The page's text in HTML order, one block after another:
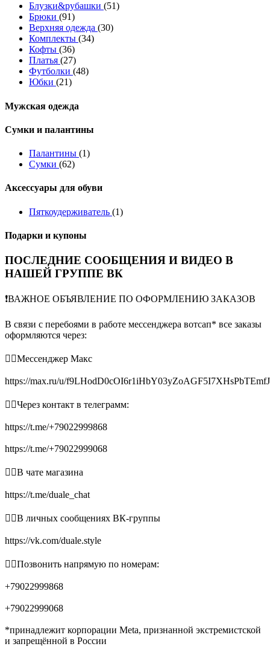
Блузки&рубашки (51)
Брюки (91)
Верхняя одежда (30)
Комплекты (34)
Кофты (36)
Платья (27)
Футболки (48)
Юбки (21)
Мужская одежда
Сумки и палантины
Палантины (1)
Сумки (62)
Аксессуары для обуви
Пяткоудерживатель (1)
Подарки и купоны
ПОСЛЕДНИЕ СООБЩЕНИЯ И ВИДЕО В
НАШЕЙ ГРУППЕ ВК
❗️ВАЖНОЕ ОБЪЯВЛЕНИЕ ПО ОФОРМЛЕНИЮ ЗАКАЗОВ
В связи с перебоями в работе мессенджера вотсап* все заказы
оформляются через:
👉🏻Мессенджер Макс
https://max.ru/u/
👉🏻Через контакт в телеграмм:
https://t.me/+79022999868
https://t.me/+79022999068
👉🏻В чате магазина
https://t.me/duale_chat
👉🏻В личных сообщениях ВК-группы
https://vk.com/duale.style
👉🏻Позвонить напрямую по номерам:
+79022999868
+79022999068
*принадлежит корпорации Meta, признанной экстремистской
и запрещённой в России